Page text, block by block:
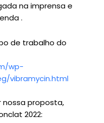
na imprensa e
.
de trabalho do
wp-
vibramycin.html
nossa proposta,
2022: